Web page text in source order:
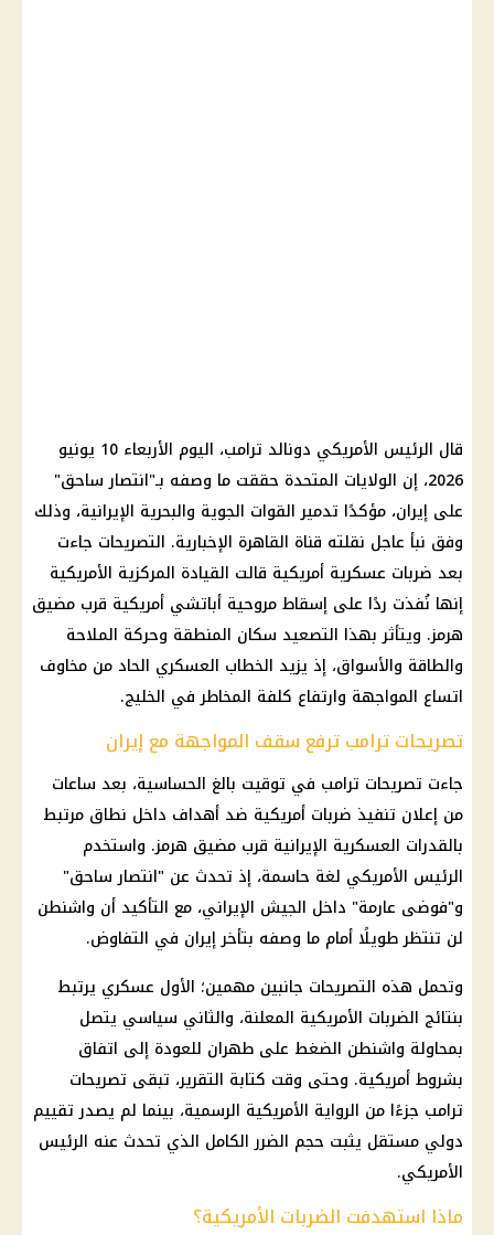
قال الرئيس الأمريكي دونالد ترامب
، اليوم الأربعاء 10 يونيو
2026، إن
الولايات المتحدة حققت ما وصفه بـ"انتصار ساحق"
على إيران، مؤكدًا تدمير القوات الجوية والبحرية الإيرانية، وذلك
وفق نبأ عاجل نقلته قناة القاهرة الإخبارية. التصريحات جاءت
بعد ضربات عسكرية أمريكية قالت القيادة المركزية الأمريكية
إنها نُفذت ردًا على إسقاطمروحية أباتشي أمريكية قرب مضيق
هرمز. ويتأثر بهذا التصعيد سكان المنطقة وحركة الملاحة
والطاقة والأسواق، إذ يزيد الخطاب العسكري الحاد من مخاوف
اتساع المواجهة وارتفاع كلفة المخاطر في الخليج.
تصريحات ترامب ترفع سقف المواجهة مع إيران
جاءت تصريحات ترامب في توقيت بالغ الحساسية، بعد ساعات
من إعلان تنفيذ ضربات أمريكية ضد أهداف داخل نطاق مرتبط
بالقدرات العسكرية الإيرانية قرب مضيق هرمز. واستخدم
الرئيس الأمريكي لغة حاسمة، إذ تحدث عن "انتصار ساحق"
و"فوضى عارمة" داخل الجيش الإيراني، مع التأكيد أن واشنطن
لن تنتظر طويلًا أمام ما وصفه بتأخرإيران في التفاوض.
وتحمل هذه التصريحات جانبين مهمين؛ الأول عسكري يرتبط
بنتائج الضربات الأمريكية المعلنة، والثاني سياسي يتصل
بمحاولة واشنطن الضغط على طهران للعودة إلى اتفاق
بشروط أمريكية. وحتى وقت كتابة التقرير، تبقى تصريحات
ترامب جزءًا من الرواية الأمريكية الرسمية، بينما لم يصدر تقييم
دولي مستقل يثبت حجم الضرر الكامل الذي تحدث عنه الرئيس
الأمريكي.
ماذا استهدفت الضربات الأمريكية؟